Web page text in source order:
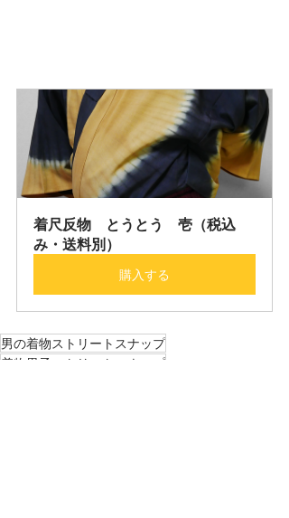
着尺反物　とうとう　壱（税込
み・送料別）
購入する
男の着物ストリートスナップ
着物男子ストリートスナップ